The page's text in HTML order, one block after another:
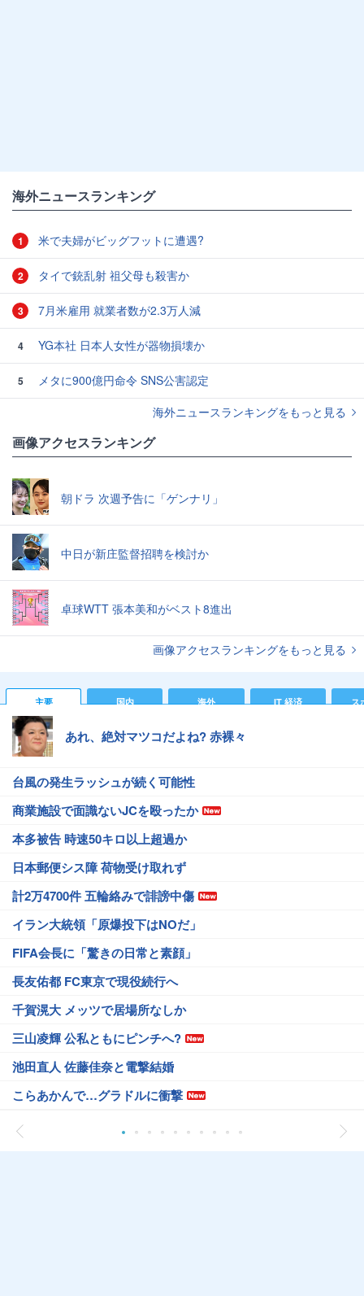
海外ニュースランキング
1 米で夫婦がビッグフットに遭遇?
2 タイで銃乱射 祖父母も殺害か
3 7月米雇用 就業者数が2.3万人減
4 YG本社 日本人女性が器物損壊か
5
メタに900億円命令 SNS公害認定
海外ニュースランキングをもっと見る
画像アクセスランキング
朝ドラ 次週予告に「ゲンナリ」
中日が新庄監督招聘を検討か
卓球WTT 張本美和がベスト8進出
画像アクセスランキングをもっと見る
主要 国内 海外 IT 経済 ス
あれ、絶対マツコだよね? 赤裸々
台風の発生ラッシュが続く可能性
商業施設で面識ないJCを殴ったか
本多被告 時速50キロ以上超過か
日本郵便シス障 荷物受け取れず
計2万4700件 五輪絡みで誹謗中傷
イラン大統領「原爆投下はNOだ」
FIFA会長に「驚きの日常と素顔」
長友佑都 FC東京で現役続行へ
千賀滉大 メッツで居場所なしか
三山凌輝 公私ともにピンチへ?
池田直人 佐藤佳奈と電撃結婚
こらあかんで…グラドルに衝撃